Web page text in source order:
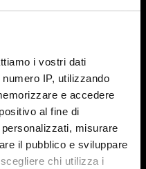
i vostri dati
IP, utilizzando
e accedere
al fine di
misurare
il pubblico e sviluppare
chi utilizza i
di alimentazione.
alla PlayStation e
un salvataggio
problema.